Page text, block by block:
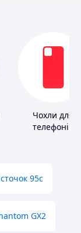
Чохли для
телефонів
95с
GX2